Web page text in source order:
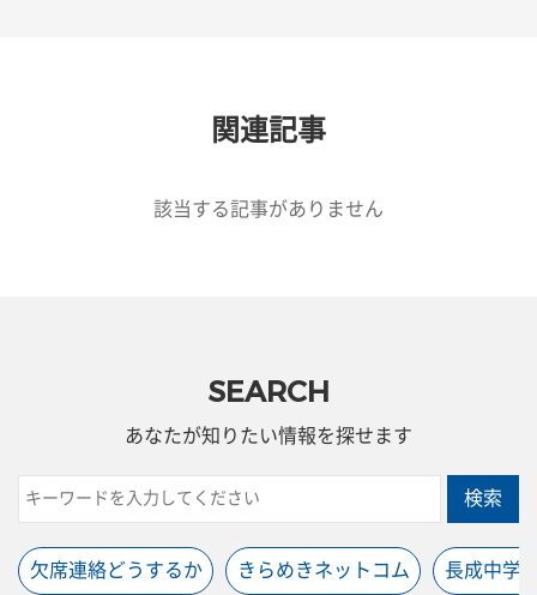
関連記事
該当する記事がありません
SEARCH
あなたが知りたい情報を探せます
検索
欠席連絡どうするか きらめきネットコム 長成中学